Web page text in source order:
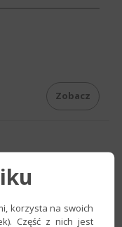
Zobacz
korzysta na swoich
Część z nich jest